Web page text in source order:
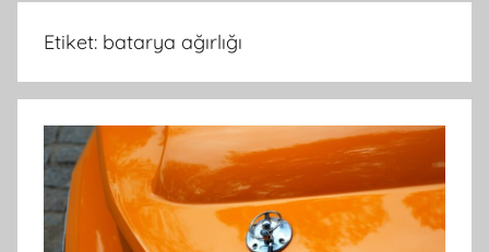
Etiket: batarya ağırlığı